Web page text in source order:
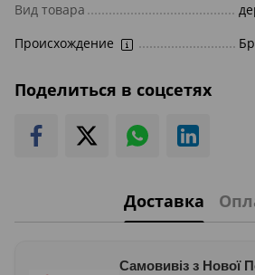
Вид товара
Происхождение
Поделиться в соцсетях
Доставка
Самовивіз з Нової